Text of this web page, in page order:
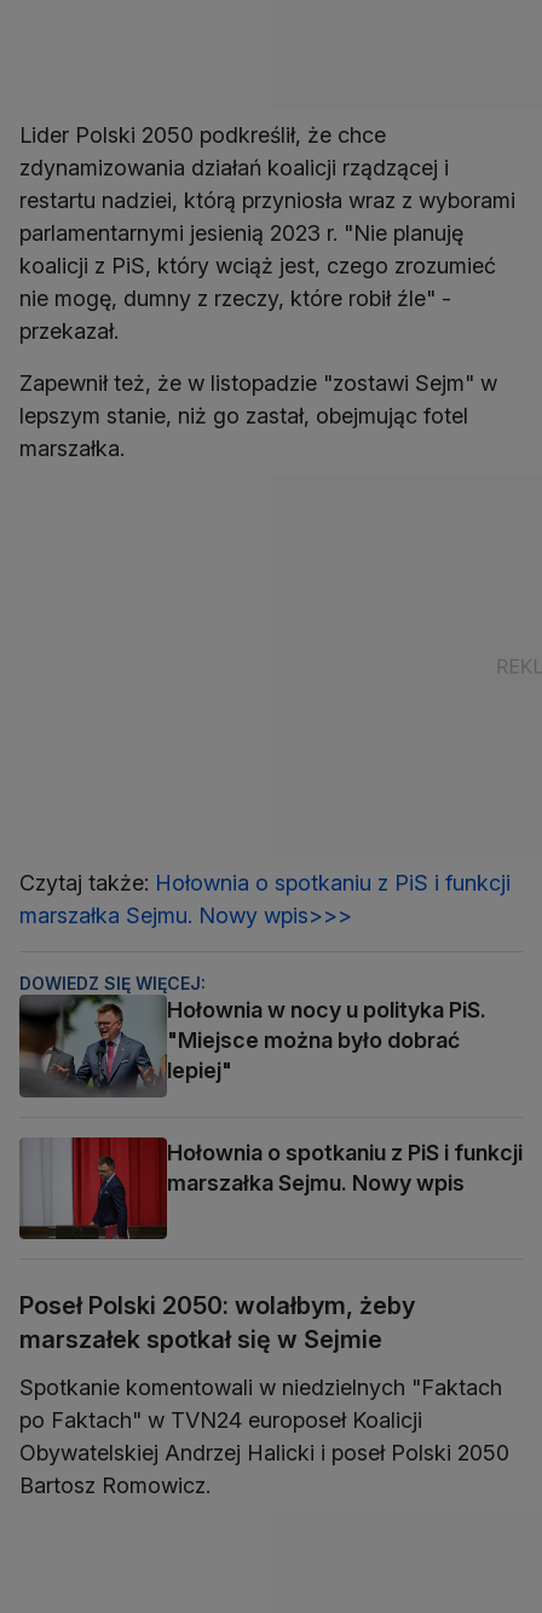
Lider Polski 2050 podkreślił, że chce
zdynamizowania działań koalicji rządzącej i
restartu nadziei, którą przyniosła wraz z wyborami
parlamentarnymi jesienią 2023 r. "Nie planuję
koalicji z PiS, który wciąż jest, czego zrozumieć
nie mogę, dumny z rzeczy, które robił źle" -
przekazał.
Zapewnił też, że w listopadzie "zostawi Sejm" w
lepszym stanie, niż go zastał, obejmując fotel
marszałka.
Czytaj także: Hołownia o spotkaniu z PiS i funkcji
marszałka Sejmu. Nowy wpis>>>
DOWIEDZ SIĘ WIĘCEJ:
Hołownia w nocy u polityka PiS.
"Miejsce można było dobrać
lepiej"
Hołownia o spotkaniu z PiS i funkcji
marszałka Sejmu. Nowy wpis
Poseł Polski 2050: wolałbym, żeby
marszałek spotkał się w Sejmie
Spotkanie komentowali w niedzielnych "Faktach
po Faktach" w TVN24 europoseł Koalicji
Obywatelskiej Andrzej Halicki i poseł Polski 2050
Bartosz Romowicz.